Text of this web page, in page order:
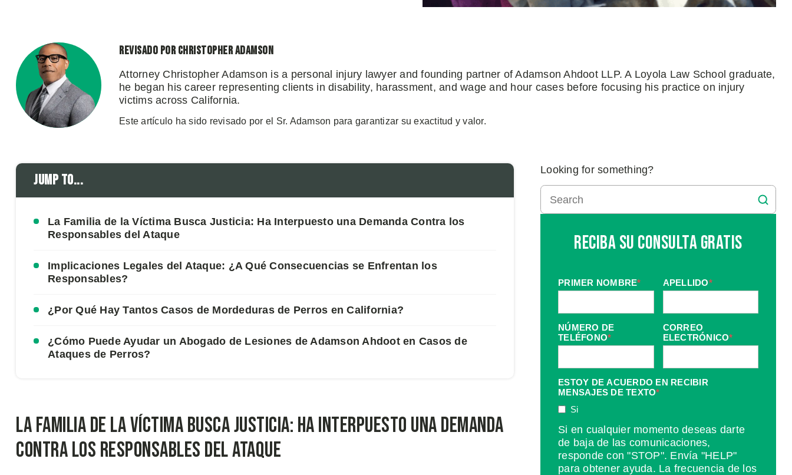
Revisado por Christopher Adamson
Attorney Christopher Adamson is a personal injury lawyer and founding partner of Adamson Ahdoot LLP. A Loyola Law School graduate,
he began his career representing clients in disability, harassment, and wage and hour cases before focusing his practice on injury
victims across California.
Este artículo ha sido revisado por el Sr. Adamson para garantizar su exactitud y valor.
Jump to...
La Familia de la Víctima Busca Justicia: Ha Interpuesto una Demanda Contra los
Responsables del Ataque
Implicaciones Legales del Ataque: ¿A Qué Consecuencias se Enfrentan los
Responsables?
¿Por Qué Hay Tantos Casos de Mordeduras de Perros en California?
¿Cómo Puede Ayudar un Abogado de Lesiones de Adamson Ahdoot en Casos de
Ataques de Perros?
La Familia de la Víctima Busca Justicia: Ha Interpuesto una Demanda
Contra los Responsables del Ataque
Looking for something?
Reciba Su Consulta Gratis
PRIMER NOMBRE* APELLIDO*
NÚMERO DE
TELÉFONO*
CORREO
ELECTRÓNICO*
ESTOY DE ACUERDO EN RECIBIR
MENSAJES DE TEXTO*
Si
Si en cualquier momento deseas darte
de baja de las comunicaciones,
responde con "STOP". Envía "HELP"
para obtener ayuda. La frecuencia de los